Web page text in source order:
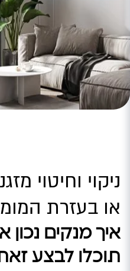
ניקוי וחיטוי
או בעזרת
איך מנקים
תוכלו לבצע